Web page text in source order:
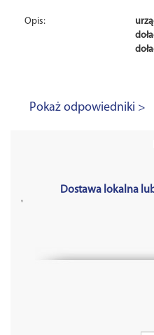
Opis:
Pokaż odpowiedniki >
Dostawa lokalna
'